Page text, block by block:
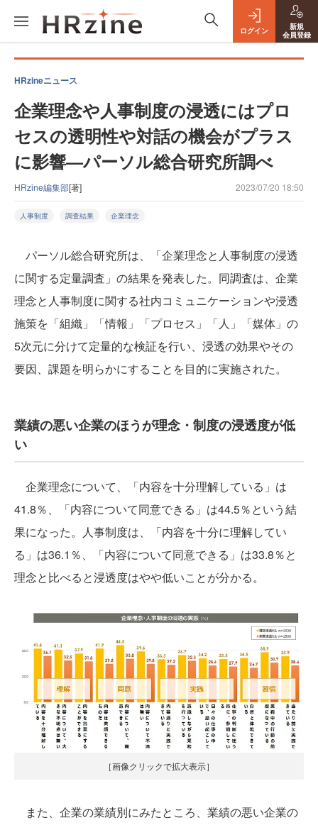
ログイン
新規
会員登録
HRzineニュース
企業理念や人事制度の浸透にはプロ
セスの透明性や対話の機会がプラス
に影響—パーソル総合研究所調べ
HRzine編集部[著] 2023/07/20 18:50
人事制度 調査結果 企業理念
パーソル総合研究所は、「企業理念と人事制度の浸透
に関する定量調査」の結果を発表した。同調査は、企業
理念と人事制度に関する社内コミュニケーションや浸透
施策を「組織」「情報」「プロセス」「人」「媒体」の
5次元に分けて定量的な検証を行い、浸透の効果やその
要因、課題を明らかにすることを目的に実施された。
業績の悪い企業のほうが理念・制度の浸透度が低
い
企業理念について、「内容を十分理解している」は
41.8％、「内容について同意できる」は44.5％という結
果になった。人事制度は、「内容を十分に理解してい
る」は36.1％、「内容について同意できる」は33.8％と
理念と比べると浸透度はやや低いことが分かる。
［画像クリックで拡大表示］
また、企業の業績別にみたところ、業績の悪い企業の